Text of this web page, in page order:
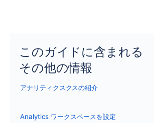
このガイドに含まれる
その他の情報
アナリティクスクスの紹介
Analytics ワークスペースを設定